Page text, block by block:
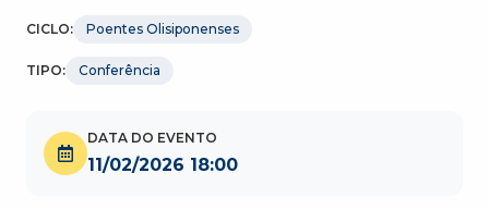
CICLO: Poentes Olisiponenses
TIPO: Conferência
DATA DO EVENTO
11/02/2026 18:00